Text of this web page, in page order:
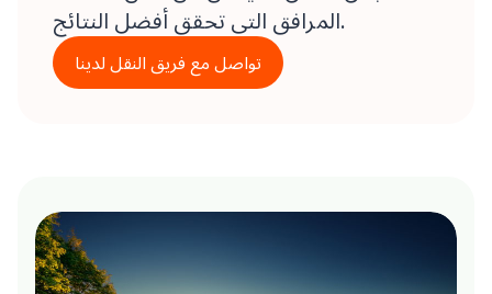
المرافق التي تحقق أفضل النتائج.
تواصل مع فريق النقل لدينا